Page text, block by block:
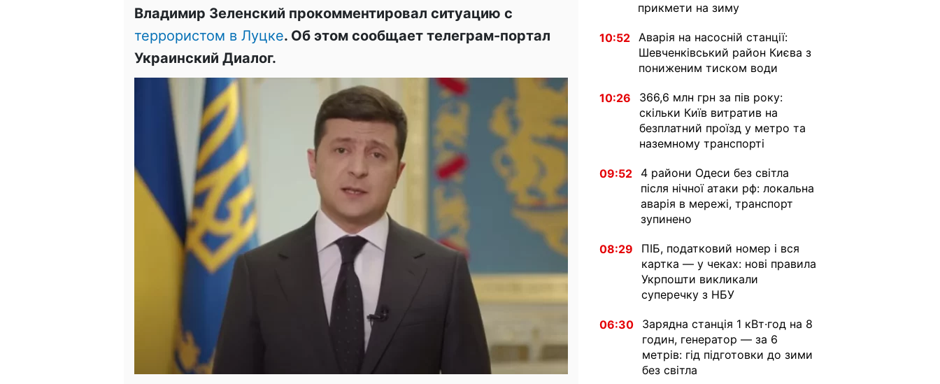
Владимир Зеленский прокомментировал ситуацию с
террористом в Луцке. Об этом сообщает телеграм-портал
Украинский Диалог.
прикмети на зиму
10:52 Аварія на насосній станції:
Шевченківський район Києва з
пониженим тиском води
10:26
366,6 млн грн за пів року:
скільки Київ витратив на
безплатний проїзд у метро та
наземному транспорті
09:52
4 райони Одеси без світла
після нічної атаки рф: локальна
аварія в мережі, транспорт
зупинено
08:29
ПІБ, податковий номер і вся
картка — у чеках: нові правила
Укрпошти викликали
суперечку з НБУ
06:30
Зарядна станція 1 кВт·год на 8
годин, генератор — за 6
метрів: гід підготовки до зими
без світла